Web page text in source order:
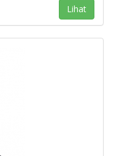
Lihat